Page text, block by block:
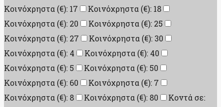
Κοινόχρηστα (€): 17
Κοινόχρηστα (€): 18
Κοινόχρηστα (€): 20
Κοινόχρηστα (€): 25
Κοινόχρηστα (€): 27
Κοινόχρηστα (€): 30
Κοινόχρηστα (€): 4
Κοινόχρηστα (€): 40
Κοινόχρηστα (€): 5
Κοινόχρηστα (€): 50
Κοινόχρηστα (€): 60
Κοινόχρηστα (€): 7
Κοινόχρηστα (€): 8
Κοινόχρηστα (€): 80 Κοντά σε: